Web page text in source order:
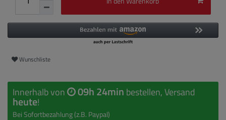
Wunschliste
Innerhalb von 09h 24min bestellen, Versand
heute!
Bei Sofortbezahlung (z.B. Paypal)